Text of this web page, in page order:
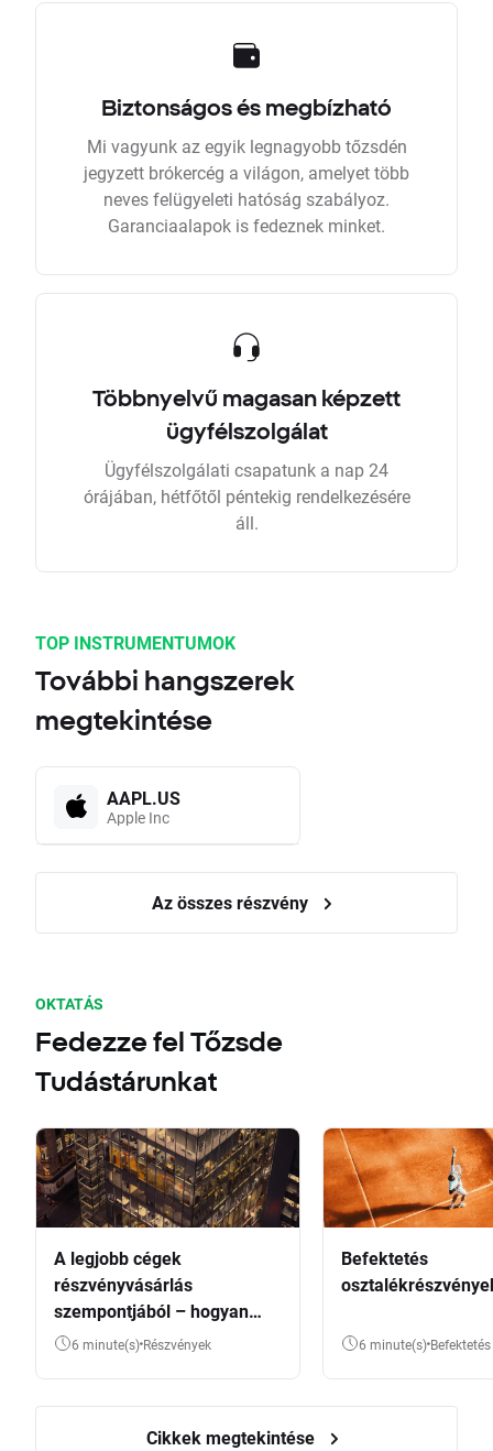
Biztonságos és megbízható
Mi vagyunk az egyik legnagyobb tőzsdén
jegyzett brókercég a világon, amelyet több
neves felügyeleti hatóság szabályoz.
Garanciaalapok is fedeznek minket.
Többnyelvű magasan képzett
ügyfélszolgálat
Ügyfélszolgálati csapatunk a nap 24
órájában, hétfőtől péntekig rendelkezésére
áll.
TOP INSTRUMENTUMOK
További hangszerek
megtekintése
AAPL.US
Apple Inc
Az összes részvény
OKTATÁS
Fedezze fel Tőzsde
Tudástárunkat
A legjobb cégek
részvényvásárlás
szempontjából – hogyan
válasszunk?
6 minute(s) Részvények
Befektetés
6 minute(s) Befektetés
Cikkek megtekintése